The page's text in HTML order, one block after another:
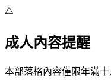
⚠️
成人內容提醒
本部落格內容僅限年滿十